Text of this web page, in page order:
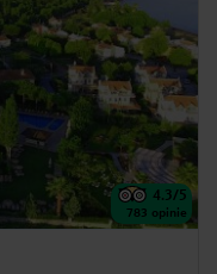
4.3/5
783 opinie